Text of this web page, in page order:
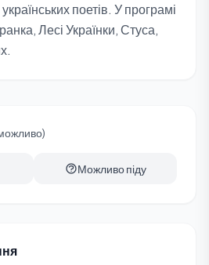
поетів. У програмі
Лесі Українки, Стуса,
Можливо піду